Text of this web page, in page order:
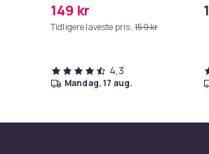
MAXV/S50/S51/S55/S5/S60/S65/
149 kr
Tidligere laveste pris: 159 kr
4,3
mandag, 17 aug.